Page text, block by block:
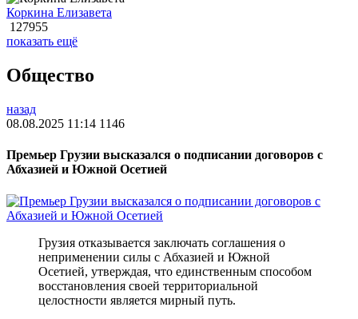
Коркина Елизавета
127955
показать ещё
Общество
назад
08.08.2025 11:14 1146
Премьер Грузии высказался о подписании договоров с
Абхазией и Южной Осетией
Грузия отказывается заключать соглашения о
неприменении силы с Абхазией и Южной
Осетией, утверждая, что единственным способом
восстановления своей территориальной
целостности является мирный путь.